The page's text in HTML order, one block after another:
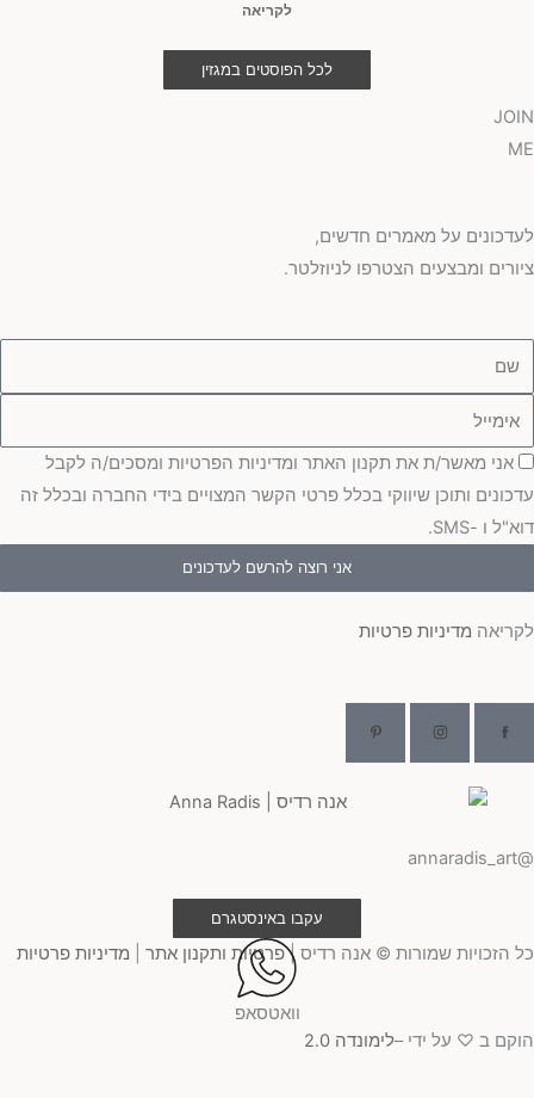
לקריאה
לכל הפוסטים במגזין
JOIN
ME
לעדכונים על מאמרים חדשים,
ציורים ומבצעים הצטרפו לניוזלטר.
הסכמה
אני מאשר/ת את תקנון האתר ומדיניות הפרטיות ומסכים/ה לקבל
עדכונים ותוכן שיווקי בכלל פרטי הקשר המצויים בידי החברה ובכלל זה
דוא"ל ו -SMS.
אני רוצה להרשם לעדכונים
לקריאה מדיניות פרטיות
@annaradis_art
עקבו באינסטגרם
כל הזכויות שמורות © אנה רדיס |פרטיות ותקנון אתר מדיניות פרטיות
הוקם ב ♡ על ידי –לימונדה 2.0
וואטסאפ